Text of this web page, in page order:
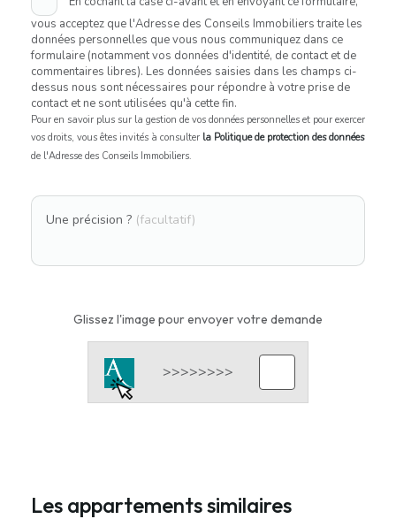
vous acceptez que l'Adresse des Conseils Immobiliers traite les
données personnelles que vous nous communiquez dans ce
formulaire (notamment vos données d'identité, de contact et de
commentaires libres). Les données saisies dans les champs ci-
dessus nous sont nécessaires pour répondre à votre prise de
contact et ne sont utilisées qu'à cette fin.
Pour en savoir plus sur la gestion de vos données personnelles et pour exercer
vos droits, vous êtes invités à consulter la Politique de protection des données
de l'Adresse des Conseils Immobiliers.
Une précision ? (facultatif)
Glissez l'image pour envoyer votre demande
Les appartements similaires